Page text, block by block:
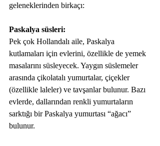
geleneklerinden birkaçı:
Paskalya süsleri:
Pek çok Hollandalı aile, Paskalya
kutlamaları için evlerini, özellikle de yemek
masalarını süsleyecek. Yaygın süslemeler
arasında çikolatalı yumurtalar, çiçekler
(özellikle laleler) ve tavşanlar bulunur. Bazı
evlerde, dallarından renkli yumurtaların
sarktığı bir Paskalya yumurtası “ağacı”
bulunur.